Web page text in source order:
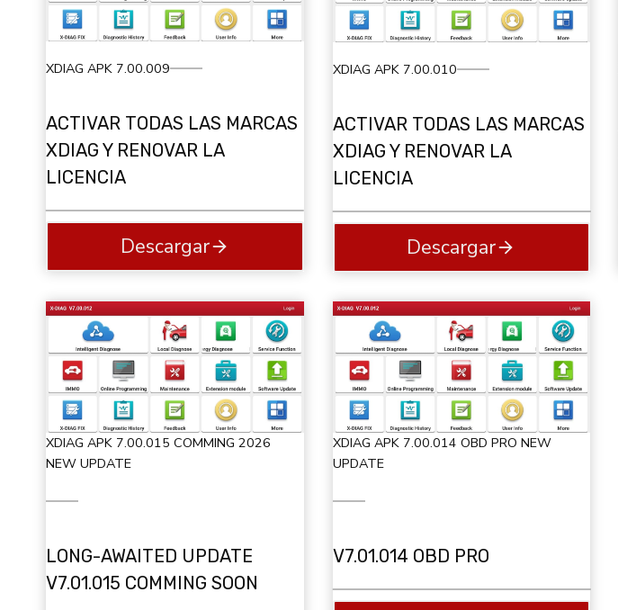
XDIAG APK 7.00.009
ACTIVAR TODAS LAS MARCAS
XDIAG Y RENOVAR LA
LICENCIA
Descargar
XDIAG APK 7.00.010
ACTIVAR TODAS LAS MARCAS
XDIAG Y RENOVAR LA
LICENCIA
Descargar
XDIAG APK 7.00.015 COMMING 2026
NEW UPDATE
LONG-AWAITED UPDATE
V7.01.015 COMMING SOON
XDIAG APK 7.00.014 OBD PRO NEW
UPDATE
V7.01.014 OBD PRO